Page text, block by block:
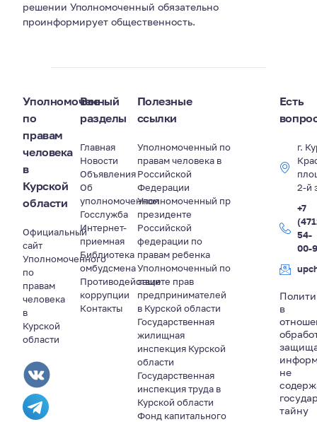
решении Уполномоченный обязательно
проинформирует общественность.
Уполномоченный
по
правам
человека
в
Курской
области
Официальный
сайт
Уполномоченного
по
правам
человека
в
Курской
области
Все
разделы
Главная
Новости
Объявления
Об
уполномоченном
Госслужба
Интернет-
приемная
Библиотека
омбудсмена
Противодействие
коррупции
Контакты
Полезные
ссылки
Уполномоченный по
правам человека в
Российской
Федерации
Уполномоченный пр
президенте
Российской
федерации по
правам ребенка
Уполномоченный по
защите прав
предпринимателей
в Курской области
Государственная
жилищная
инспекция Курской
области
Государственная
инспекция труда в
Курской области
Фонд капитального
Есть
г.
2-й
+7
54-
00-
в
не
тайну